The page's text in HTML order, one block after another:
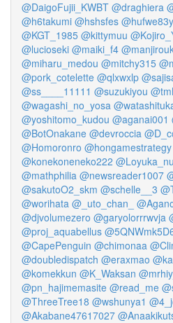
@DaigoFujii_KWBT @draghiera
@h6takumi @hshsfes
@KGT_1985 @kittymuu
@lucioseki @maiki_f4
@miharu_medou @mitchy315
@pork_cotelette @qlxwxlp
@ss____11111 @suzukiyou
@wagashi_no_yosa
@yoshitomo_kudou @aganai001
@BotOnakane @devroccia
@Homoronro @hongamestrategy
@konekoneneko222
@mathphilia @newsreader1007
@sakutoO2_skm @schelle__3
@worihata @_uto_chan_
@djvolumezero @garyolorrrwvja
@proj_aquabellus
@CapePenguin @chimonaa
@doubledispatch @eraxmao
@komekkun @K_Waksan
@pn_hajimemasite @read_me
@ThreeTree18 @wshunya1
@Akabane47617027